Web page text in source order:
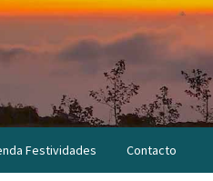
Festividades Contacto